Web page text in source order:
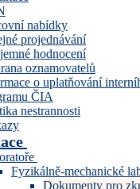
nabídky
projednávání
hodnocení
oznamovatelů
o uplatňování
ČIA
nestrannosti
Fyzikálně-mechanické
Dokumenty pro